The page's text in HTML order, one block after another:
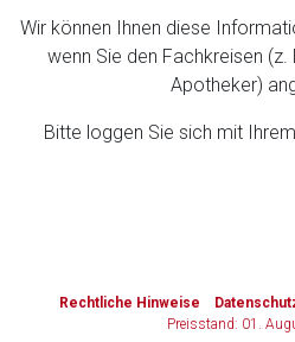
Wir können Ihnen diese
wenn Sie den Fachkreisen (z.
Apotheker)
Bitte loggen Sie sich mit
Rechtliche Hinweise
Preisstand: 01.